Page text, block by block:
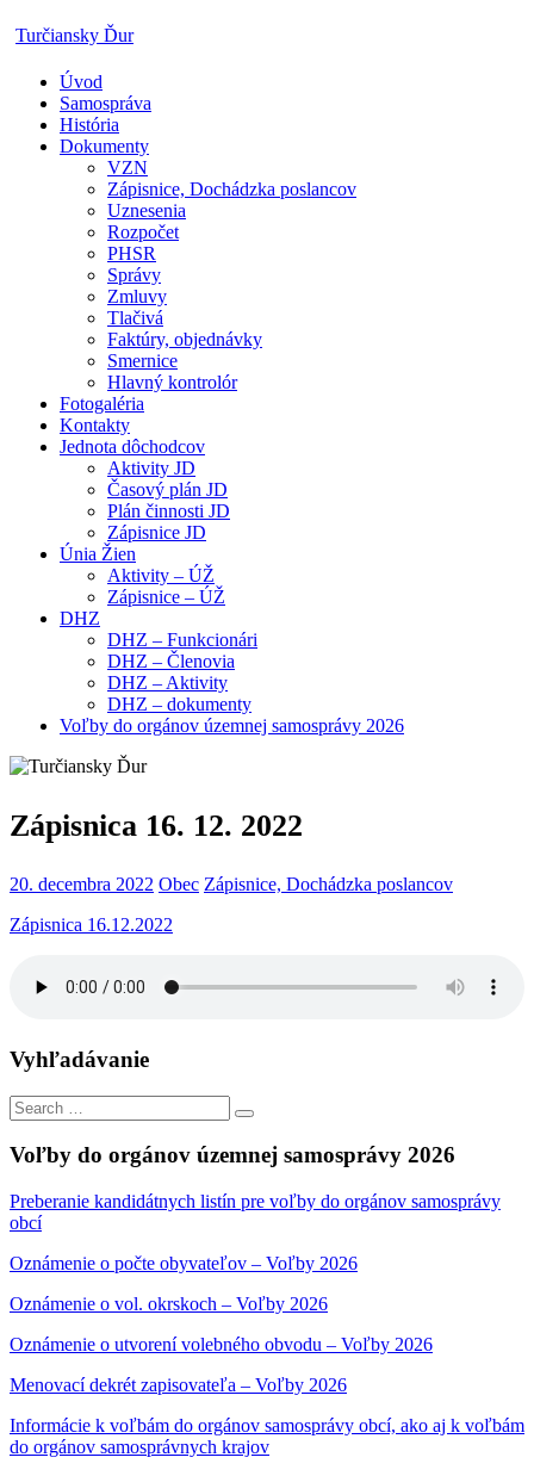
Skip
to
content
Turčiansky Ďur
Oficiálne
stránky
obce
Turčiansky
Úvod
Samospráva
História
Dokumenty
VZN
Zápisnice, Dochádzka poslancov
Uznesenia
Rozpočet
PHSR
Správy
Zmluvy
Tlačivá
Faktúry, objednávky
Smernice
Hlavný kontrolór
Fotogaléria
Kontakty
Jednota dôchodcov
Aktivity JD
Časový plán JD
Plán činnosti JD
Zápisnice JD
Únia Žien
Aktivity – ÚŽ
Zápisnice – ÚŽ
DHZ
DHZ – Funkcionári
DHZ – Členovia
DHZ – Aktivity
DHZ – dokumenty
Voľby do orgánov územnej samosprávy 2026
Zápisnica 16. 12. 2022
20. decembra 2022 Obec Zápisnice, Dochádzka poslancov
Zápisnica 16.12.2022
Vyhľadávanie
Search
for:
Search
Voľby do orgánov územnej samosprávy 2026
Preberanie kandidátnych listín pre voľby do orgánov samosprávy
obcí
Oznámenie o počte obyvateľov – Voľby 2026
Oznámenie o vol. okrskoch – Voľby 2026
Oznámenie o utvorení volebného obvodu – Voľby 2026
Menovací dekrét zapisovateľa – Voľby 2026
Informácie k voľbám do orgánov samosprávy obcí, ako aj k voľbám
do orgánov samosprávnych krajov